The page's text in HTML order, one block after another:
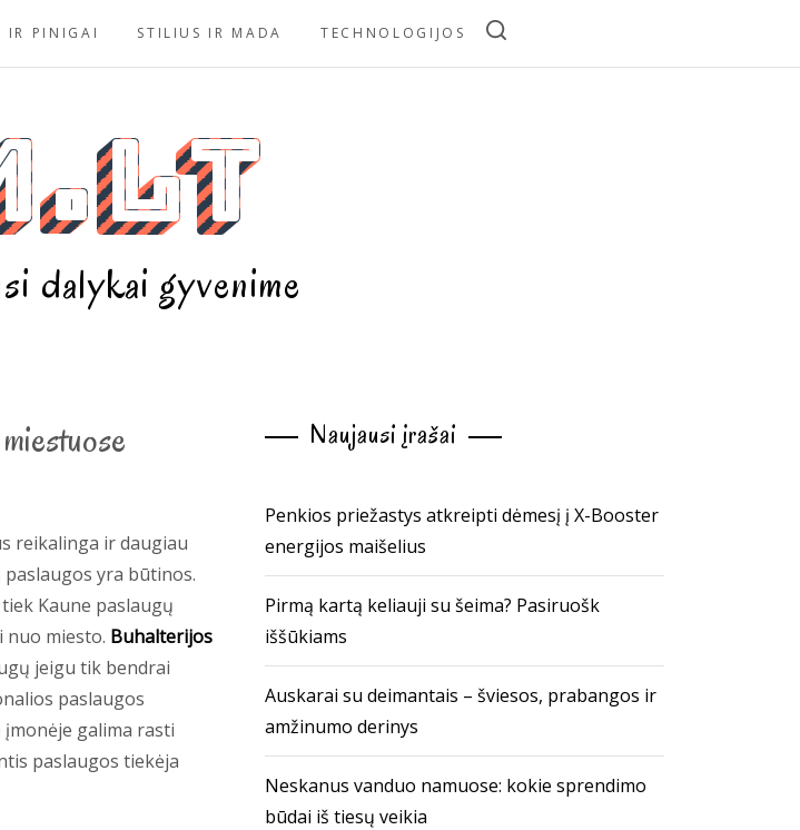
IR PINIGAI STILIUS IR MADA TECHNOLOGIJOS
dalykai gyvenime
reikalinga ir daugiau
yra būtinos.
Kaune paslaugų
nuo miesto. Buhalterijos
jeigu tik bendrai
paslaugos
galima rasti
paslaugos tiekėja
Naujausi įrašai
Penkios priežastys atkreipti dėmesį į X-Booster
energijos maišelius
Pirmą kartą keliauji su šeima? Pasiruošk
iššūkiams
Auskarai su deimantais – šviesos, prabangos ir
amžinumo derinys
Neskanus vanduo namuose: kokie sprendimo
būdai iš tiesų veikia